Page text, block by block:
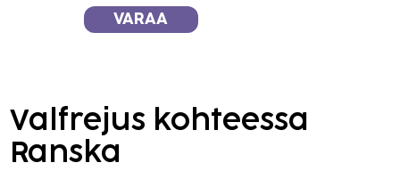
VARAA
Valfrejus kohteessa
Ranska